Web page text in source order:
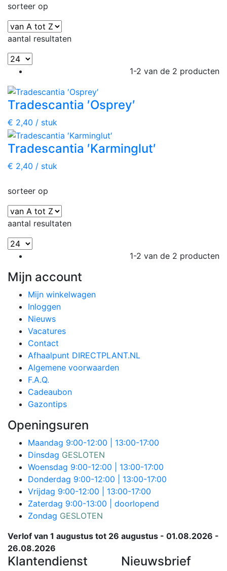
sorteer op
aantal resultaten
1-2 van de 2 producten
Tradescantia ′Osprey′
€ 2,40 / stuk
Tradescantia ′Karminglut′
€ 2,40 / stuk
sorteer op
aantal resultaten
1-2 van de 2 producten
Mijn account
Mijn winkelwagen
Inloggen
Nieuws
Vacatures
Contact
Afhaalpunt DIRECTPLANT.NL
Algemene voorwaarden
F.A.Q.
Cadeaubon
Gazontips
Openingsuren
Maandag 9:00-12:00 | 13:00-17:00
Dinsdag GESLOTEN
Woensdag 9:00-12:00 | 13:00-17:00
Donderdag 9:00-12:00 | 13:00-17:00
Vrijdag 9:00-12:00 | 13:00-17:00
Zaterdag 9:00-13:00 | doorlopend
Zondag GESLOTEN
Verlof van 1 augustus tot 26 augustus - 01.08.2026 -
26.08.2026
Klantendienst Nieuwsbrief